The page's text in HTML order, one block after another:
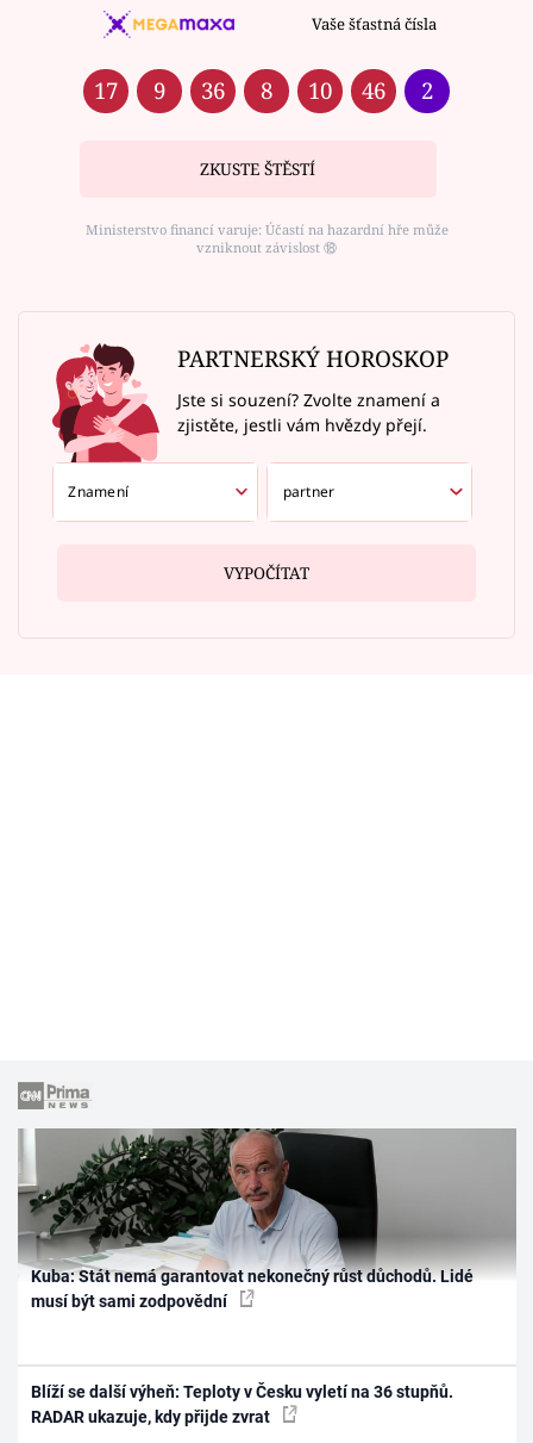
Vaše šťastná čísla
17 9 36 8 10 46 2
ZKUSTE ŠTĚSTÍ
Ministerstvo financí varuje: Účastí na hazardní hře může
vzniknout závislost ⑱
PARTNERSKÝ HOROSKOP
Jste si souzení? Zvolte znamení a
zjistěte, jestli vám hvězdy přejí.
VYPOČÍTAT
Kuba: Stát nemá garantovat nekonečný růst důchodů. Lidé
musí být sami zodpovědní
Blíží se další výheň: Teploty v Česku vyletí na 36 stupňů.
RADAR ukazuje, kdy přijde zvrat